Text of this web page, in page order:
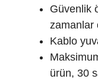
Güvenlik
zamanlar
Kablo
ürün, 30